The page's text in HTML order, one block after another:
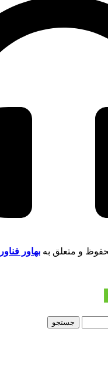
و متعلق به بهاور
جستجو